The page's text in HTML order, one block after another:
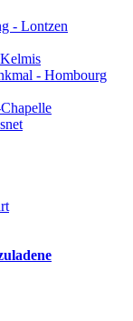
- Lontzen
- Hombourg